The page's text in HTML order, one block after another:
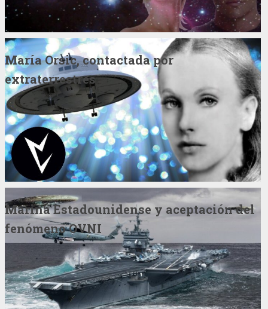
María Orsic, contactada por
extraterrestres
Marina Estadounidense y aceptación del
fenómeno OVNI